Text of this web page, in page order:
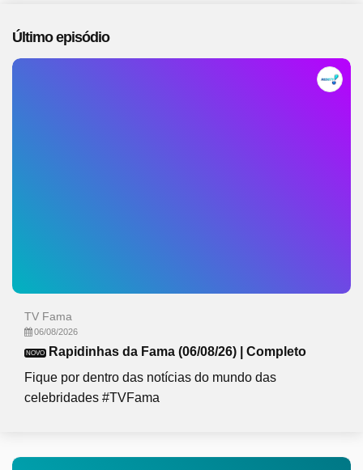
Último episódio
TV Fama
06/08/2026
NOVO
Rapidinhas da Fama (06/08/26) | Completo
Fique por dentro das notícias do mundo das
celebridades #TVFama